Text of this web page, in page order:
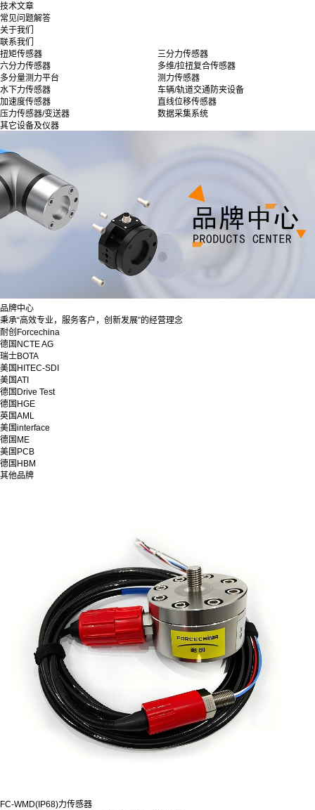
技术文章
常见问题解答
关于我们
联系我们
扭矩传感器
三分力传感器
六分力传感器
多维/拉扭复合传感器
多分量测力平台
测力传感器
水下力传感器
车辆/轨道交通防夹设备
加速度传感器
直线位移传感器
压力传感器/变送器
数据采集系统
其它设备及仪器
品牌中心
秉承“高效专业，服务客户，创新发展”的经营理念
耐创Forcechina
德国NCTE AG
瑞士BOTA
美国HITEC-SDI
美国ATI
德国Drive Test
德国HGE
英国AML
美国interface
德国ME
美国PCB
德国HBM
其他品牌
FC-WMD(IP68)力传感器